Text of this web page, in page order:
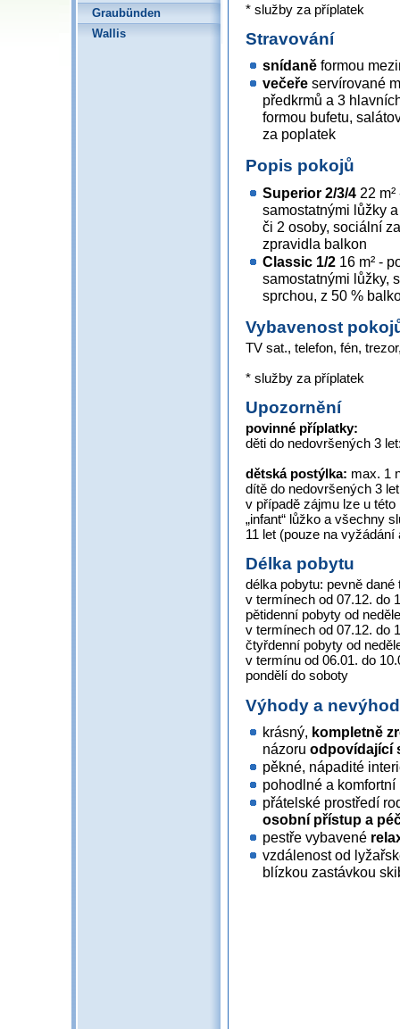
* služby za příplatek
Stravování
snídaně formou
večeře servírované
předkrmů a 3
formou bufetu,
za poplatek
Popis pokojů
Superior 2/3/4 22
samostatnými lůžky
či 2 osoby, sociální
zpravidla balkon
Classic 1/2 16 m² -
samostatnými lůžky,
sprchou, z 50 %
Vybavenost
TV sat., telefon, fén,
* služby za příplatek
Upozornění
povinné příplatky:
děti do nedovršených 3
dětská postýlka: max. 1
dítě do nedovršených 3 let
v případě zájmu lze u
„infant“ lůžko a všechny
11 let (pouze na vyžádání
Délka pobytu
délka pobytu: pevně
v termínech od 07.12. do
pětidenní pobyty od
v termínech od 07.12. do
čtyřdenní pobyty od
v termínu od 06.01. do
pondělí do soboty
Výhody a
krásný, kompletně
názoru odpovídající
pěkné, nápadité
pohodlné a komfortní
přátelské prostředí
osobní přístup a
pestře vybavené
vzdálenost od
blízkou zastávkou
Graubünden
Wallis